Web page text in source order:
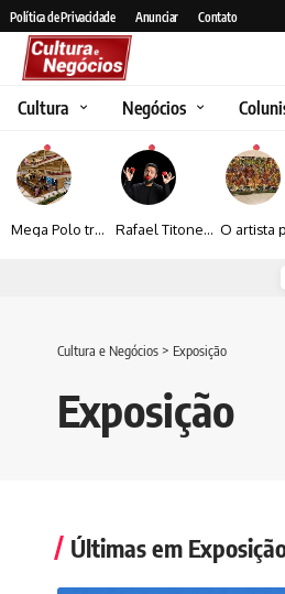
Política de Privacidade Anunciar Contato
Cultura Negócios
Mega Polo transforma lançamento de coleção em plataforma nacional de negócios e projeta crescimento de mais de 15% Rafael Titonelly leva magia e acolhimento a crianças em tratamento oncológico em Juiz de Fora
Cultura e Negócios > Exposição
Exposição
Últimas em